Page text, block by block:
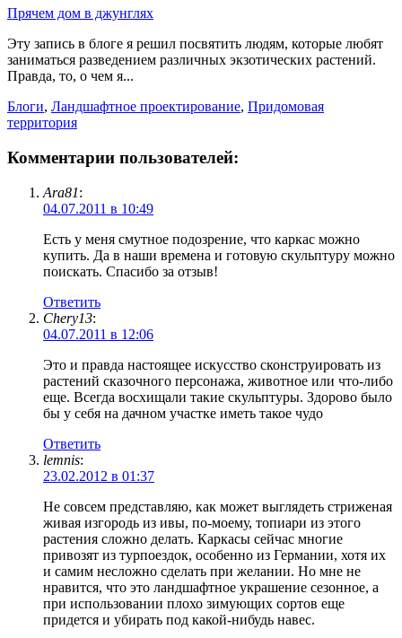
Прячем дом в джунглях
Эту запись в блоге я решил посвятить людям, которые любят
заниматься разведением различных экзотических растений.
Правда, то, о чем я...
Блоги, Ландшафтное проектирование, Придомовая
территория
Комментарии пользователей:
Ara81:
04.07.2011 в 10:49
Есть у меня смутное подозрение, что каркас можно
купить. Да в наши времена и готовую скульптуру можно
поискать. Спасибо за отзыв!
Ответить
Chery13:
04.07.2011 в 12:06
Это и правда настоящее искусство сконструировать из
растений сказочного персонажа, животное или что-либо
еще. Всегда восхищали такие скульптуры. Здорово было
бы у себя на дачном участке иметь такое чудо
Ответить
lemnis:
23.02.2012 в 01:37
Не совсем представляю, как может выглядеть стриженая
живая изгородь из ивы, по-моему, топиари из этого
растения сложно делать. Каркасы сейчас многие
привозят из турпоездок, особенно из Германии, хотя их
и самим несложно сделать при желании. Но мне не
нравится, что это ландшафтное украшение сезонное, а
при использовании плохо зимующих сортов еще
придется и убирать под какой-нибудь навес.